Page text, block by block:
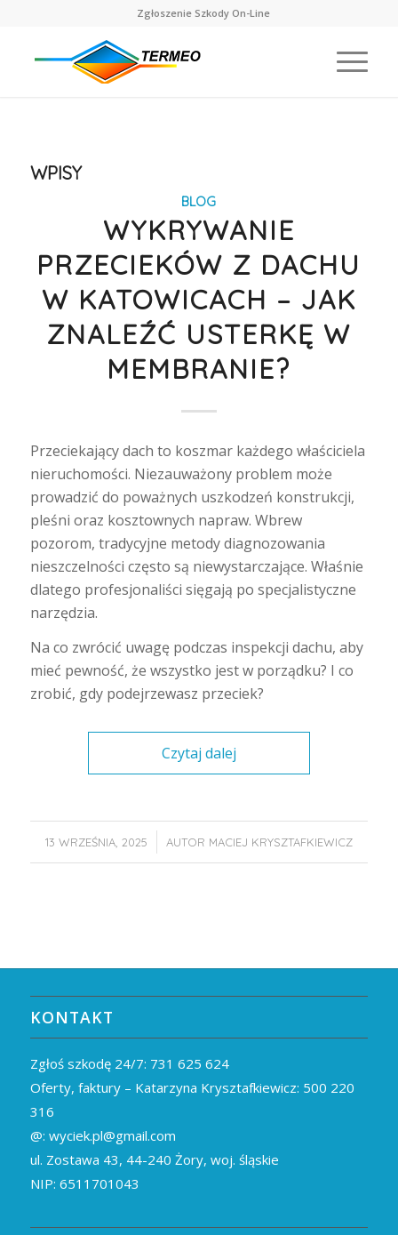
Zgłoszenie Szkody On-Line
WPISY
BLOG
WYKRYWANIE
PRZECIEKÓW Z DACHU
W KATOWICACH – JAK
ZNALEŹĆ USTERKĘ W
MEMBRANIE?
Przeciekający dach to koszmar każdego właściciela
nieruchomości. Niezauważony problem może
prowadzić do poważnych uszkodzeń konstrukcji,
pleśni oraz kosztownych napraw. Wbrew
pozorom, tradycyjne metody diagnozowania
nieszczelności często są niewystarczające. Właśnie
dlatego profesjonaliści sięgają po specjalistyczne
narzędzia.
Na co zwrócić uwagę podczas inspekcji dachu, aby
mieć pewność, że wszystko jest w porządku? I co
zrobić, gdy podejrzewasz przeciek?
Czytaj dalej
13 WRZEŚNIA, 2025
/ AUTOR MACIEJ KRYSZTAFKIEWICZ
KONTAKT
Zgłoś szkodę 24/7: 731 625 624
Oferty, faktury – Katarzyna Krysztafkiewicz: 500 220
316
@: wyciek.pl@gmail.com
ul. Zostawa 43, 44-240 Żory, woj. śląskie
NIP: 6511701043